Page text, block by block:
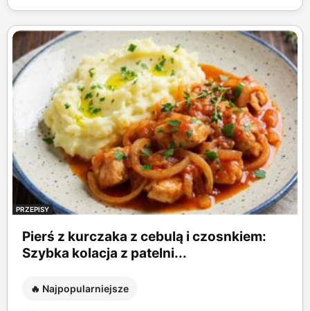
PRZEPISY
Pierś z kurczaka z cebulą i czosnkiem:
Szybka kolacja z patelni...
🔥 Najpopularniejsze